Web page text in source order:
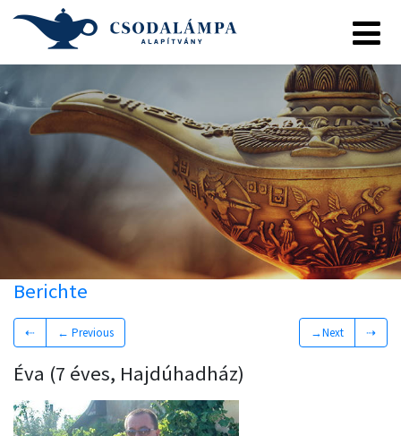
Berichte
⇠ ← Previous →Next ⇢
Éva (7 éves, Hajdúhadház)